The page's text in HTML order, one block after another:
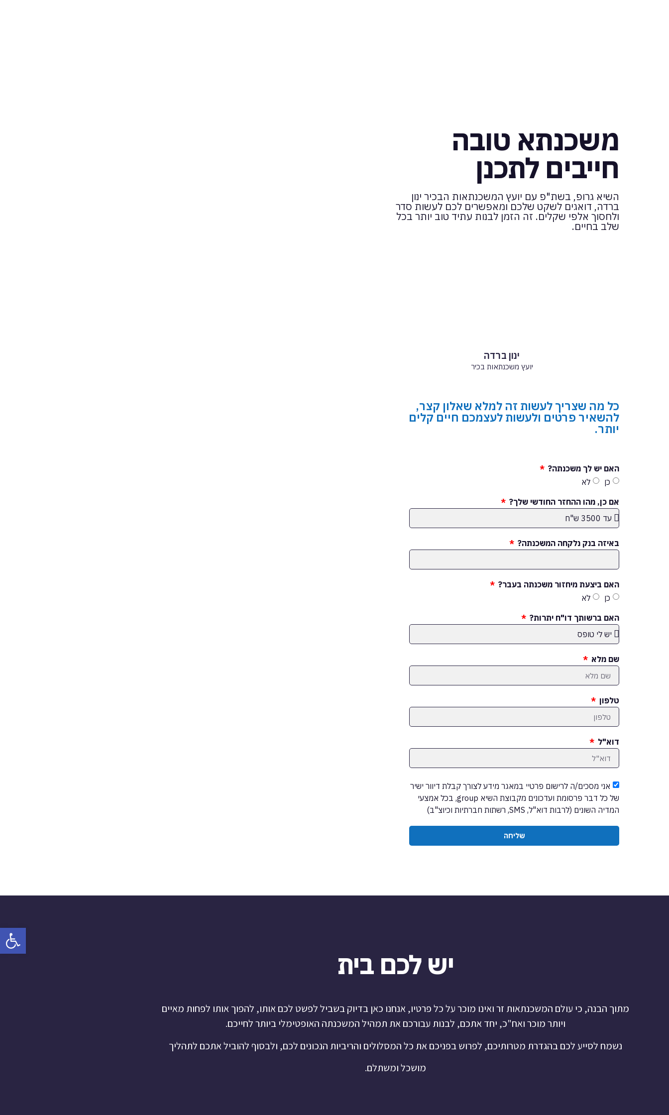
משכנתא טובה
חייבים לתכנן
השיא גרופ, בשת"פ עם יועץ המשכנתאות הבכיר ינון
ברדה, דואגים לשקט שלכם ומאפשרים לכם לעשות סדר
ולחסוך אלפי שקלים. זה הזמן לבנות עתיד טוב יותר בכל
שלב בחיים.
ינון ברדה
יועץ משכנתאות בכיר
כל מה שצריך לעשות זה למלא שאלון קצר,
להשאיר פרטים ולעשות לעצמכם חיים קלים
יותר.
האם יש לך משכנתה?
כן
לא
אם כן, מהו ההחזר החודשי שלך?
באיזה בנק נלקחה המשכנתה?
האם ביצעת מיחזור משכנתה בעבר?
כן
לא
האם ברשותך דו"ח יתרות?
שם מלא
טלפון
דוא"ל
אני מסכים/ה לרישום פרטיי במאגר מידע לצורך קבלת דיוור ישיר
של כל דבר פרסומת ועדכונים מקבוצת השיא group, בכל אמצעי
המדיה השונים (לרבות דוא"ל, SMS, רשתות חברתיות וכיוצ"ב)
שליחה
יש לכם בית
מתוך הבנה, כי עולם המשכנתאות זר ואינו מוכר על כל פרטיו, אנחנו כאן בדיוק בשביל לפשט לכם אותו, להפוך אותו לפחות מאיים
ויותר מוכר ואח"כ, יחד אתכם, לבנות עבורכם את תמהיל המשכנתה האופטימלי ביותר לחייכם.
נשמח לסייע לכם בהגדרת מטרותיכם, לפרוש בפניכם את כל המסלולים והריביות הנכונים לכם, ולבסוף להוביל אתכם לתהליך
מושכל ומשתלם.